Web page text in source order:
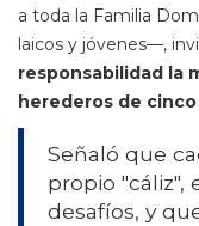
a toda la Familia
laicos y jóvenes—,
responsabilidad la
herederos de
Señaló que
propio "cáliz",
desafíos, y